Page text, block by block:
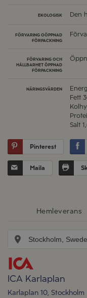
EKOLOGISK Den
FÖRVARING OÖPPNAD
FÖRPACKNING
FÖRVARING OCH
HÅLLBARHET ÖPPNAD
FÖRPACKNING
NÄRINGSVÄRDEN
Fett
Salt
Pinterest
Maila
Hemleverans
ICA Karlaplan
Karlaplan 10, Stockholm